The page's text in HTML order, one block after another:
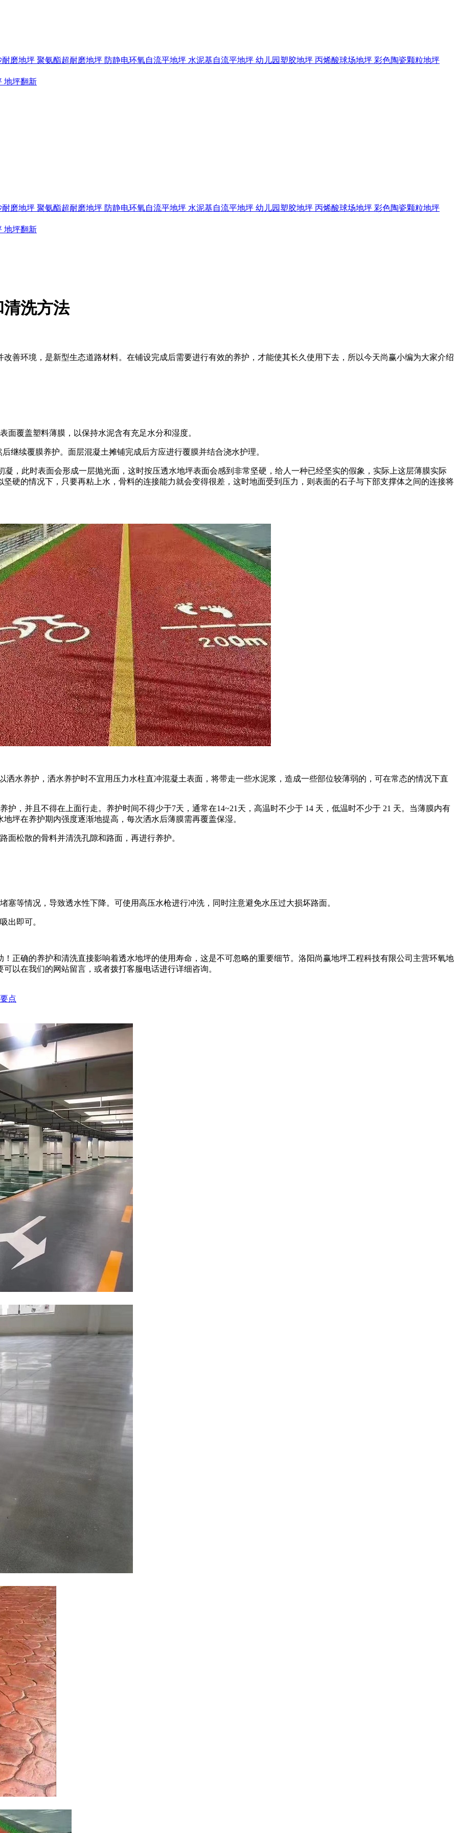
耐磨地坪 聚氨酯超耐磨地坪 防静电环氧自流平地坪 水泥基自流平地坪 幼儿园塑胶地坪 丙烯酸球场地坪 彩色陶瓷颗粒地坪
地坪翻新
耐磨地坪 聚氨酯超耐磨地坪 防静电环氧自流平地坪 水泥基自流平地坪 幼儿园塑胶地坪 丙烯酸球场地坪 彩色陶瓷颗粒地坪
地坪翻新
洗方法
善环境，是新型生态道路材料。在铺设完成后需要进行有效的养护，才能使其长久使用下去，所以今天尚赢小编为大家介绍
面覆盖塑料薄膜，以保持水泥含有充足水分和湿度。
继续覆膜养护。面层混凝土摊铺完成后方应进行覆膜并结合浇水护理。
凝，此时表面会形成一层抛光面，这时按压透水地坪表面会感到非常坚硬，给人一种已经坚实的假象，实际上这层薄膜实际
硬的情况下，只要再粘上水，骨料的连接能力就会变得很差，这时地面受到压力，则表面的石子与下部支撑体之间的连接将
洒水养护，洒水养护时不宜用压力水柱直冲混凝土表面，将带走一些水泥浆，造成一些部位较薄弱的，可在常态的情况下直
护，并且不得在上面行走。养护时间不得少于7天，通常在14~21天，高温时不少于 14 天，低温时不少于 21 天。当薄膜内有
坪在养护期内强度逐渐地提高，每次洒水后薄膜需再覆盖保湿。
面松散的骨料并清洗孔隙和路面，再进行养护。
塞等情况，导致透水性下降。可使用高压水枪进行冲洗，同时注意避免水压过大损坏路面。
出即可。
正确的养护和清洗直接影响着透水地坪的使用寿命，这是不可忽略的重要细节。洛阳尚赢地坪工程科技有限公司主营环氧地
以在我们的网站留言，或者拨打客服电话进行详细咨询。
点